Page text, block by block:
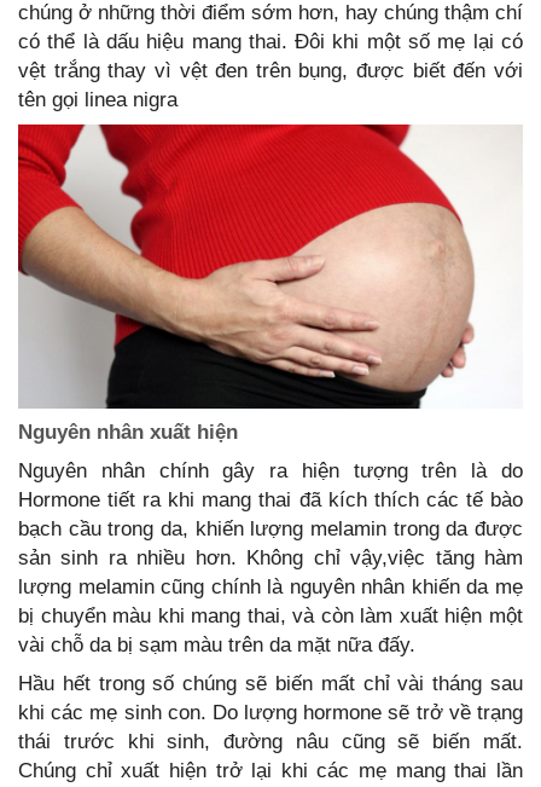
chúng ở những thời điểm sớm hơn, hay chúng thậm chí
có thể là dấu hiệu mang thai. Đôi khi một số mẹ lại có
vệt trắng thay vì vệt đen trên bụng, được biết đến với
tên gọi linea nigra
Nguyên nhân xuất hiện
Nguyên nhân chính gây ra hiện tượng trên là do
Hormone tiết ra khi mang thai đã kích thích các tế bào
bạch cầu trong da, khiến lượng melamin trong da được
sản sinh ra nhiều hơn. Không chỉ vậy,việc tăng hàm
lượng melamin cũng chính là nguyên nhân khiến da mẹ
bị chuyển màu khi mang thai, và còn làm xuất hiện một
vài chỗ da bị sạm màu trên da mặt nữa đấy.
Hầu hết trong số chúng sẽ biến mất chỉ vài tháng sau
khi các mẹ sinh con. Do lượng hormone sẽ trở về trạng
thái trước khi sinh, đường nâu cũng sẽ biến mất.
Chúng chỉ xuất hiện trở lại khi các mẹ mang thai lần